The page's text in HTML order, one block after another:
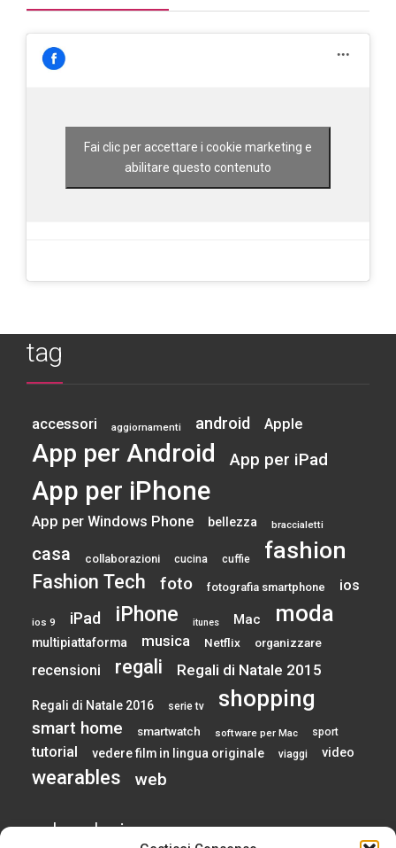
Fai clic per accettare i cookie marketing e
abilitare questo contenuto
tag
accessori aggiornamenti android Apple
App per Android App per iPad
App per iPhone
App per Windows Phone bellezza braccialetti
casa collaborazioni cucina cuffie fashion
Fashion Tech foto fotografia smartphone ios
ios 9 iPad iPhone itunes Mac moda
multipiattaforma musica Netflix organizzare
recensioni regali Regali di Natale 2015
Regali di Natale 2016 serie tv shopping
smart home smartwatch software per Mac sport
tutorial vedere film in lingua originale viaggi video
wearables web
calendario